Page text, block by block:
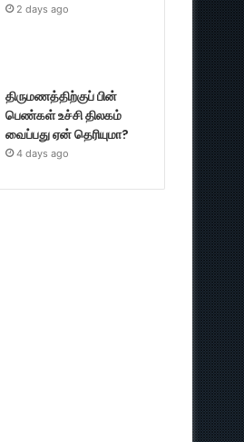
2 days ago
திருமணத்திற்குப் பின்
பெண்கள் உச்சி திலகம்
வைப்பது ஏன் தெரியுமா?
4 days ago